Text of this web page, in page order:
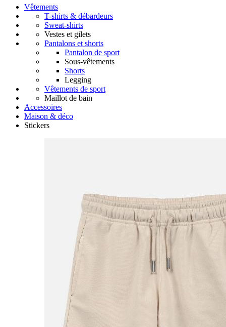
Vêtements
T-shirts & débardeurs
Sweat-shirts
Vestes et gilets
Pantalons et shorts
Pantalon de sport
Sous-vêtements
Shorts
Legging
Vêtements de sport
Maillot de bain
Accessoires
Maison & déco
Stickers